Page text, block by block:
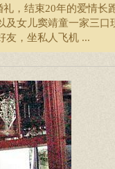
，结束20年的爱情长
及女儿窦靖童一家三口
友，坐私人飞机 ...